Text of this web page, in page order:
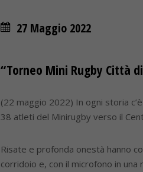
27 Maggio 2022
“Torneo Mini Rugby Città
(22 maggio 2022) In ogni storia
38 atleti del Minirugby verso il
Risate e profonda onestà hanno
corridoio e, con il microfono in